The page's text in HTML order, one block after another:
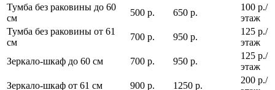
Тумба без раковины до 60
см
500 р. 650 р.
100 р./
этаж
Тумба без раковины от 61
см
700 р. 950 р.
125 р./
этаж
Зеркало-шкаф до 60 см
700 р. 950 р.
125 р./
этаж
Зеркало-шкаф от 61 см
900 р. 1250 р.
200 р./